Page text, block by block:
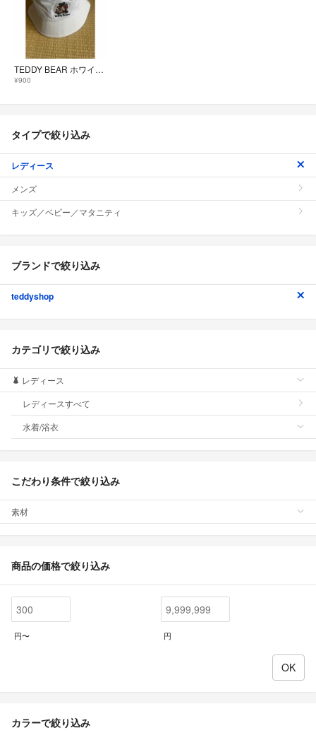
TEDDY BEAR ホワイトハット
¥900
タイプで絞り込み
レディース
メンズ
キッズ／ベビー／マタニティ
ブランドで絞り込み
teddyshop
カテゴリで絞り込み
レディース
レディースすべて
水着/浴衣
こだわり条件で絞り込み
素材
商品の価格で絞り込み
円〜 円
カラーで絞り込み